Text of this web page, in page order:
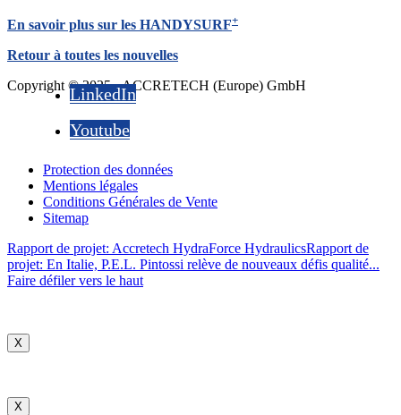
En savoir plus sur les HANDYSURF+
Retour à toutes les nouvelles
Copyright © 2025 - ACCRETECH (Europe) GmbH
LinkedIn
Youtube
Protection des données
Mentions légales
Conditions Générales de Vente
Sitemap
Rapport de projet: Accretech HydraForce HydraulicsRapport de
projet: En Italie, P.E.L. Pintossi relève de nouveaux défis qualité...
Faire défiler vers le haut
X
X